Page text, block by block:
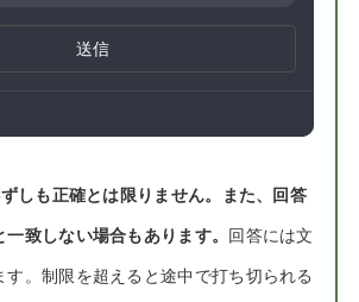
送信
しも正確とは限りません。また、回答
致しない場合もあります。 回答には文
。制限を超えると途中で打ち切られる